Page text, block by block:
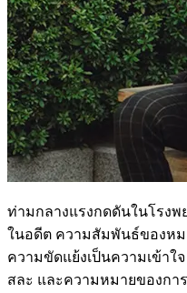
ท่ามกลางแรงกดดันในโรง
ในอดีต ความสัมพันธ์ของห
ความขัดแย้งเป็นความเข้าใ
สละ และความหมายของกา